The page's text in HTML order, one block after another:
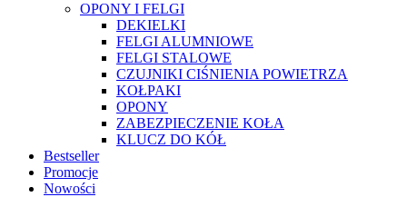
OPONY I FELGI
DEKIELKI
FELGI ALUMNIOWE
FELGI STALOWE
CZUJNIKI CIŚNIENIA POWIETRZA
KOŁPAKI
OPONY
ZABEZPIECZENIE KOŁA
KLUCZ DO KÓŁ
Bestseller
Promocje
Nowości